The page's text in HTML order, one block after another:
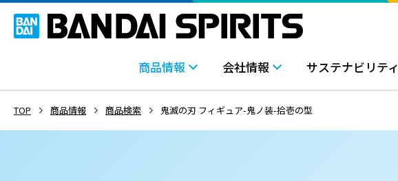
商品情報 会社情報 サステナビリティ
TOP 商品情報 商品検索 鬼滅の刃 フィギュア-鬼ノ装-拾壱の型